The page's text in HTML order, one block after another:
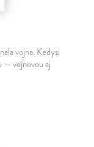
vojna. Kedysi
— vojnovou aj